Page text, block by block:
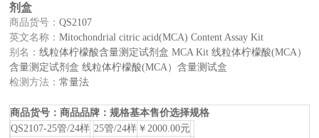
剂盒
商品货号：QS2107
英文名称：Mitochondrial citric acid(MCA) Content Assay Kit
别名：线粒体柠檬酸含量测定试剂盒 MCA Kit 线粒体柠檬酸(MCA）
含量测定试剂盒 线粒体柠檬酸(MCA）含量测试盒
检测方法：常量法
商品货号：商品品牌：规格基本售价选择规格
QS2107-25管/24样 25管/24样 ￥2000.00元